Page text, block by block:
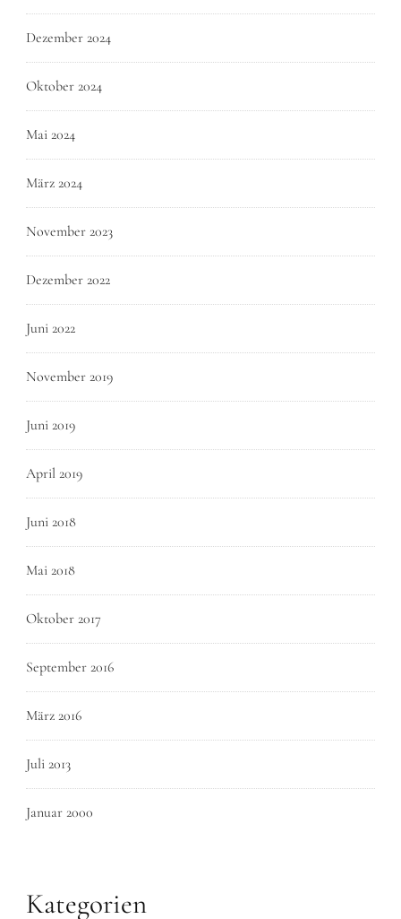
Dezember 2024
Oktober 2024
Mai 2024
März 2024
November 2023
Dezember 2022
Juni 2022
November 2019
Juni 2019
April 2019
Juni 2018
Mai 2018
Oktober 2017
September 2016
März 2016
Juli 2013
Januar 2000
Kategorien